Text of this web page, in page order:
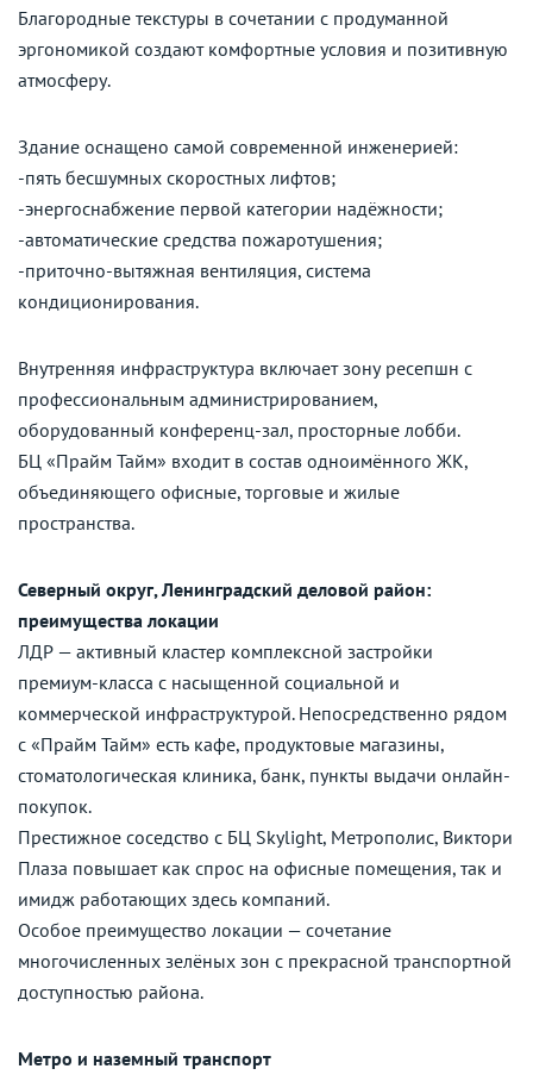
Благородные текстуры в сочетании с продуманной
эргономикой создают комфортные условия и позитивную
атмосферу.
Здание оснащено самой современной инженерией:
-пять бесшумных скоростных лифтов;
-энергоснабжение первой категории надёжности;
-автоматические средства пожаротушения;
-приточно-вытяжная вентиляция, система
кондиционирования.
Внутренняя инфраструктура включает зону ресепшн с
профессиональным администрированием,
оборудованный конференц-зал, просторные лобби.
БЦ «Прайм Тайм» входит в состав одноимённого ЖК,
объединяющего офисные, торговые и жилые
пространства.
Северный округ, Ленинградский деловой район:
преимущества локации
ЛДР — активный кластер комплексной застройки
премиум-класса с насыщенной социальной и
коммерческой инфраструктурой. Непосредственно рядом
с «Прайм Тайм» есть кафе, продуктовые магазины,
стоматологическая клиника, банк, пункты выдачи онлайн-
покупок.
Престижное соседство с БЦ Skylight, Метрополис, Виктори
Плаза повышает как спрос на офисные помещения, так и
имидж работающих здесь компаний.
Особое преимущество локации — сочетание
многочисленных зелёных зон с прекрасной транспортной
доступностью района.
Метро и наземный транспорт